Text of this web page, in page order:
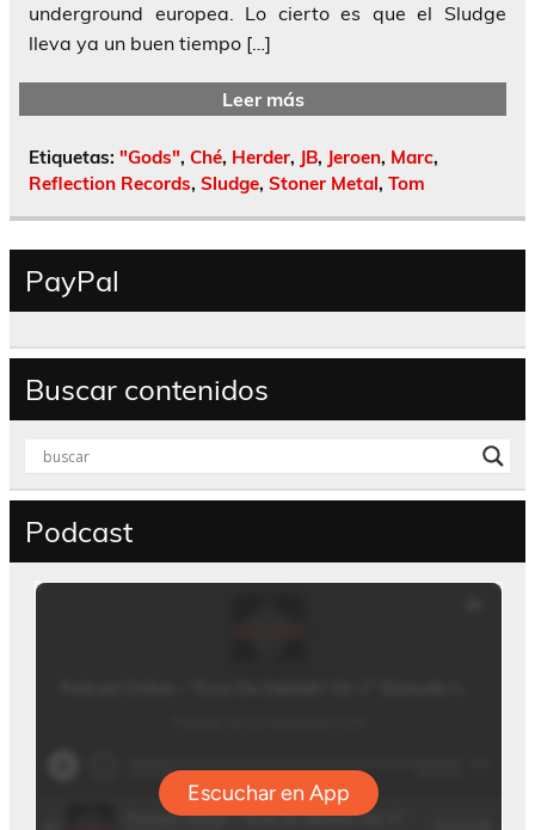
underground europea. Lo cierto es que el Sludge
lleva ya un buen tiempo […]
Leer más
Etiquetas: "Gods", Ché, Herder, JB, Jeroen, Marc,
Reflection Records, Sludge, Stoner Metal, Tom
PayPal
Buscar contenidos
Podcast